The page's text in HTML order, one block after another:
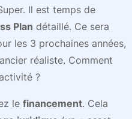
Il est temps de
Plan détaillé. Ce sera
les 3 prochaines années,
réaliste. Comment
?
le financement. Cela